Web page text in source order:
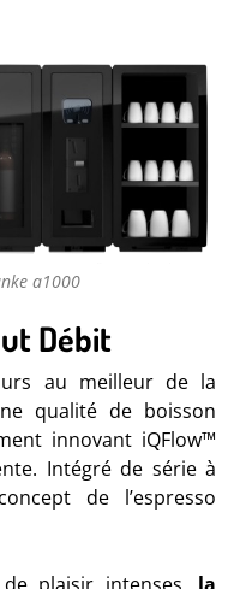
a1000
Débit
au meilleur de la
qualité de boisson
innovant iQFlow™
Intégré de série à
de l’espresso